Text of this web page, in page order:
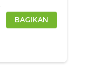
BAGIKAN